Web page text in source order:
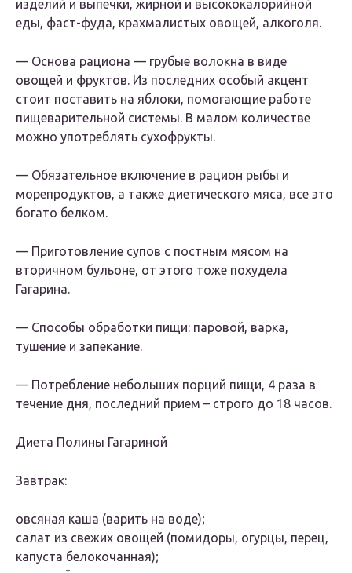
изделий и выпечки, жирной и высококалорийной
еды, фаст-фуда, крахмалистых овощей, алкоголя.
— Основа рациона — грубые волокна в виде
овощей и фруктов. Из последних особый акцент
стоит поставить на яблоки, помогающие работе
пищеварительной системы. В малом количестве
можно употреблять сухофрукты.
— Обязательное включение в рацион рыбы и
морепродуктов, а также диетического мяса, все это
богато белком.
— Приготовление супов с постным мясом на
вторичном бульоне, от этого тоже похудела
Гагарина.
— Способы обработки пищи: паровой, варка,
тушение и запекание.
— Потребление небольших порций пищи, 4 раза в
течение дня, последний прием – строго до 18 часов.
Диета Полины Гагариной
Завтрак:
овсяная каша (варить на воде);
салат из свежих овощей (помидоры, огурцы, перец,
капуста белокочанная);